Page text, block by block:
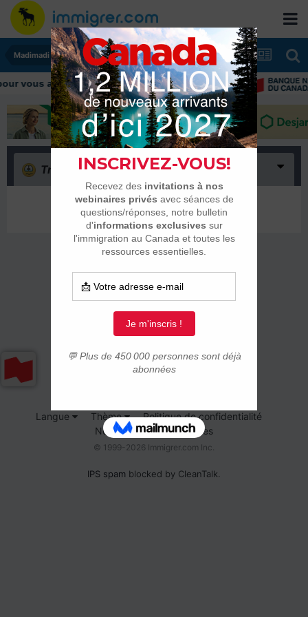
Madimadi
vous aider tout au long de votre transition
Triste (0)
Il n’y a encore rien ici
Langue Thème
Politique de confidentialité
Nous contacter
Cookies
© 1999-2026 Immigrer.com Inc.
IPS spam blocked by CleanTalk.